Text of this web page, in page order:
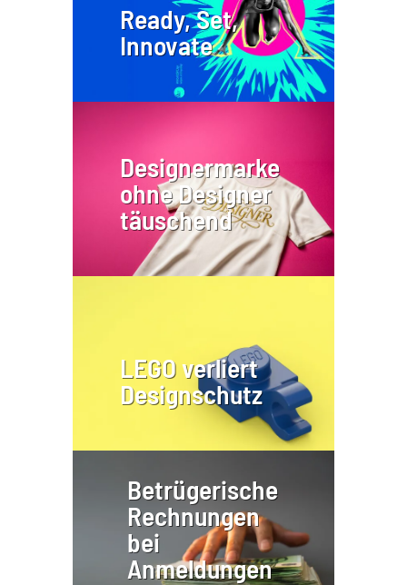
Ready, Set,
Innovate
Designermarke
ohne Designer
täuschend
LEGO verliert
Designschutz
Betrügerische
Rechnungen
bei
Anmeldungen